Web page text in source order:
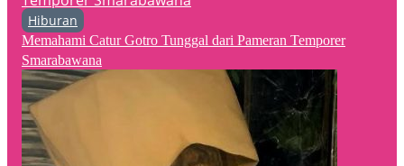
Hiburan
Memahami Catur Gotro Tunggal dari Pameran Temporer
Smarabawana